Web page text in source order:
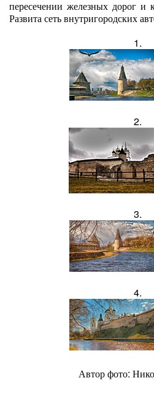
пересечении железных дорог и
Развита сеть внутригородских
1.
2.
3.
4.
Автор фото: